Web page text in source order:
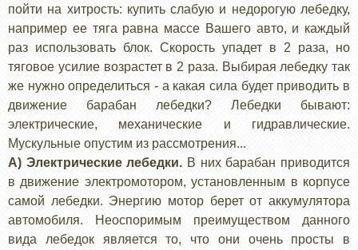
пойти на хитрость: купить слабую и недорогую лебедку,
например ее тяга равна массе Вашего авто, и каждый
раз использовать блок. Скорость упадет в 2 раза, но
тяговое усилие возрастет в 2 раза. Выбирая лебедку так
же нужно определиться - а какая сила будет приводить в
движение барабан лебедки? Лебедки бывают:
электрические, механические и гидравлические.
Мускульные опустим из рассмотрения...
А) Электрические лебедки. В них барабан приводится
в движение электромотором, установленным в корпусе
самой лебедки. Энергию мотор берет от аккумулятора
автомобиля. Неоспоримым преимуществом данного
вида лебедок является то, что они очень просты в